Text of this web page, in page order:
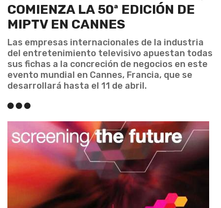
COMIENZA LA 50ª EDICIÓN DE
MIPTV EN CANNES
Las empresas internacionales de la industria
del entretenimiento televisivo apuestan todas
sus fichas a la concreción de negocios en este
evento mundial en Cannes, Francia, que se
desarrollará hasta el 11 de abril.